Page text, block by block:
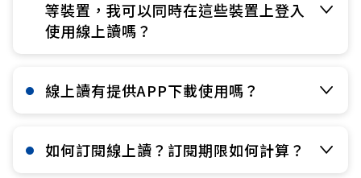
等裝置，我可以同時在這些裝置上登入
使用線上讀嗎？​
線上讀有提供APP下載使用嗎？​
如何訂閱線上讀？訂閱期限如何計算？​